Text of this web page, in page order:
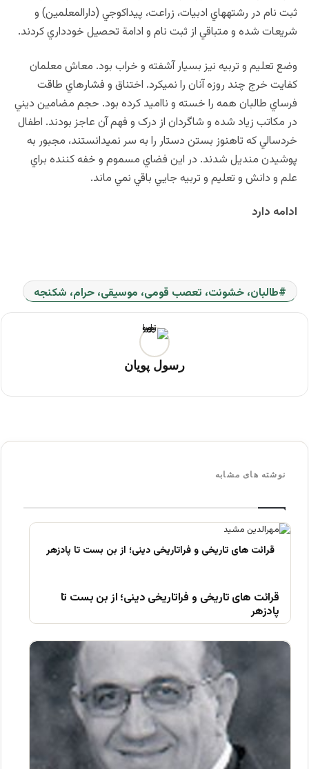
ثبت نام در رشته‏هاي ادبيات، زراعت، پيداکوجي (دارالمعلمين) و
شريعات شده و متباقي از ثبت نام و ادامة تحصيل خودداري کردند.
وضع تعليم و تربيه نيز بسيار آشفته و خراب بود. معاش معلمان
کفايت خرج چند روزه آنان را نمی‏کرد. اختناق و فشارهاي طاقت
فرساي طالبان همه را خسته و نااميد کرده بود. حجم مضامين ديني
در مکاتب زياد شده و شاگردان از درک و فهم آن عاجز بودند. اطفال
خردسالي که تاهنوز بستن دستار را به سر نمی‏دانستند، مجبور به
پوشيدن منديل شدند. در اين فضاي مسموم و خفه کننده براي
علم و دانش و تعليم و تربيه جايي باقي نمي ماند.
ادامه دارد
طالبان، خشونت، تعصب قومی، موسیقی، حرام، شکنجه
رسول پویان
نوشته های مشابه
قرائت های تاریخی و فراتاریخی دینی؛ از بن بست تا
پادزهر